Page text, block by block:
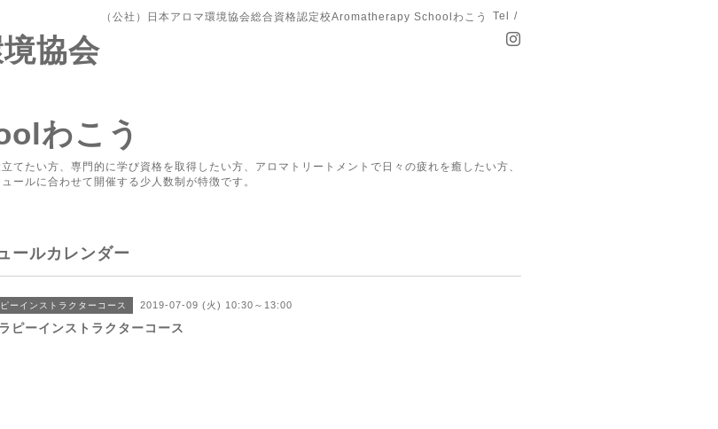
（公社）日本アロマ環境協会総合資格認定校Aromatherapy Schoolわこう Tel /
協会
わこう
てたい方、専門的に学び資格を取得したい方、アロマトリートメントで日々の疲れを癒したい方、
ールに合わせて開催する少人数制が特徴です。
ールカレンダー
ーインストラクターコース 2019-07-09 (火) 10:30～13:00
ピーインストラクターコース